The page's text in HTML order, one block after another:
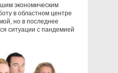
экономическим
в областном центре
но в последнее
ситуации с пандемией